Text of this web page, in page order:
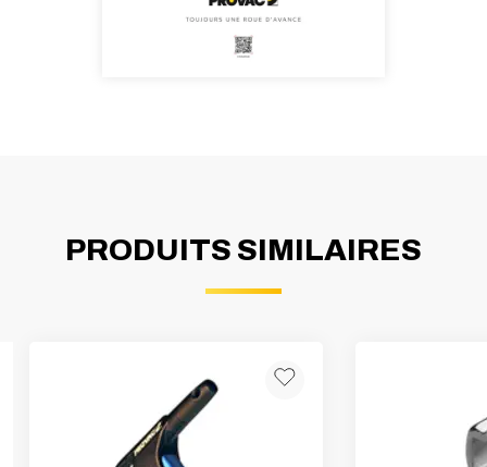
PRODUITS SIMILAIRES